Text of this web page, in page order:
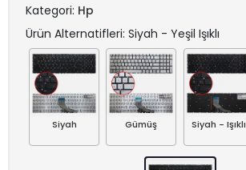
Kategori: Hp
Ürün Alternatifleri: Siyah - Yeşil Işıklı
Siyah Gümüş Siyah - Işıklı